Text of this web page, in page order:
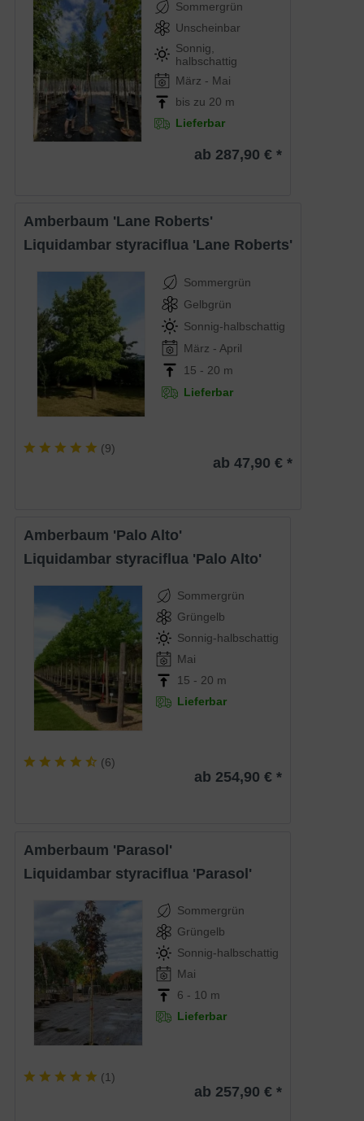
Sommergrün
Unscheinbar
Sonnig,
halbschattig
März - Mai
bis zu 20 m
Lieferbar
ab 287,90 € *
Amberbaum 'Lane Roberts'
Liquidambar styraciflua 'Lane Roberts'
Sommergrün
Gelbgrün
Sonnig-halbschattig
März - April
15 - 20 m
Lieferbar
(9)
ab 47,90 € *
Amberbaum 'Palo Alto'
Liquidambar styraciflua 'Palo Alto'
Sommergrün
Grüngelb
Sonnig-halbschattig
Mai
15 - 20 m
Lieferbar
(6)
ab 254,90 € *
Amberbaum 'Parasol'
Liquidambar styraciflua 'Parasol'
Sommergrün
Grüngelb
Sonnig-halbschattig
Mai
6 - 10 m
Lieferbar
(1)
ab 257,90 € *